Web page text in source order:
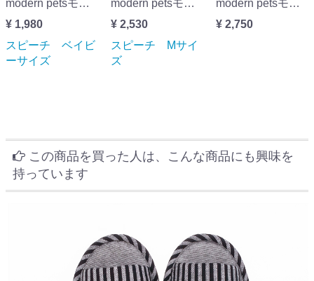
modern petsモダンペットルームシューズ スピーチ ベイビーサイズ
¥ 1,980
スピーチ ベイビ
ーサイズ
modern petsモダンペットルームシューズ スピーチ Mサイズ
¥ 2,530
スピーチ Mサイ
ズ
modern petsモダンペットルームシューズ スピーチ メンズサイズ
¥ 2,750
この商品を買った人は、こんな商品にも興味を
持っています